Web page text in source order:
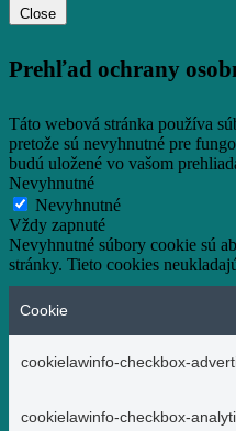
Close
Prehľad ochrany
Táto webová stránka používa
pretože sú nevyhnutné pre
budú uložené vo vašom
Nevyhnutné
Nevyhnutné
Vždy zapnuté
Nevyhnutné súbory cookie sú
stránky. Tieto cookies
Cookie
cookielawinfo-checkbox-
cookielawinfo-checkbox-